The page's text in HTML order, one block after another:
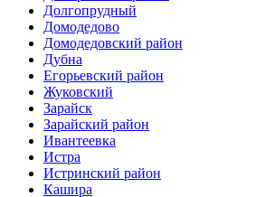
Долгопрудный
Домодедово
Домодедовский район
Дубна
Егорьевский район
Жуковский
Зарайск
Зарайский район
Ивантеевка
Истра
Истринский район
Кашира